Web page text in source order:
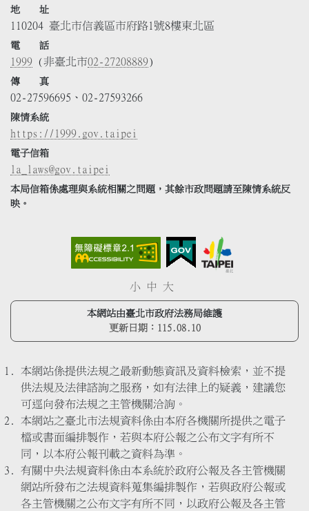
地 址
110204 臺北市信義區市府路1號8樓東北區
電 話
1999 (非臺北市02-27208889)
傳 真
02-27596695、02-27593266
陳情系統
https://1999.gov.taipei
電子信箱
la_laws@gov.taipei
本局信箱係處理與系統相關之問題，其餘市政問題請至陳情系統反
映。
小 中 大
本網站由臺北市政府法務局維護
更新日期： 115.08.10
本網站係提供法規之最新動態資訊及資料檢索，並不提
供法規及法律諮詢之服務，如有法律上的疑義，建議您
可逕向發布法規之主管機關洽詢。
本網站之臺北市法規資料係由本府各機關所提供之電子
檔或書面編排製作，若與本府公報之公布文字有所不
同，以本府公報刊載之資料為準。
有關中央法規資料係由本系統於政府公報及各主管機關
網站所發布之法規資料蒐集編排製作，若與政府公報或
各主管機關之公布文字有所不同，以政府公報及各主管